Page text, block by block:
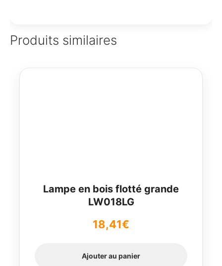
Produits similaires
Lampe en bois flotté grande
LW018LG
18,41€
Ajouter au panier